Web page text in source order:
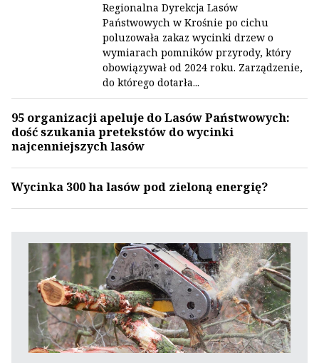
Regionalna Dyrekcja Lasów
Państwowych w Krośnie po cichu
poluzowała zakaz wycinki drzew o
wymiarach pomników przyrody, który
obowiązywał od 2024 roku. Zarządzenie,
do którego dotarła...
95 organizacji apeluje do Lasów Państwowych:
dość szukania pretekstów do wycinki
najcenniejszych lasów
Wycinka 300 ha lasów pod zieloną energię?